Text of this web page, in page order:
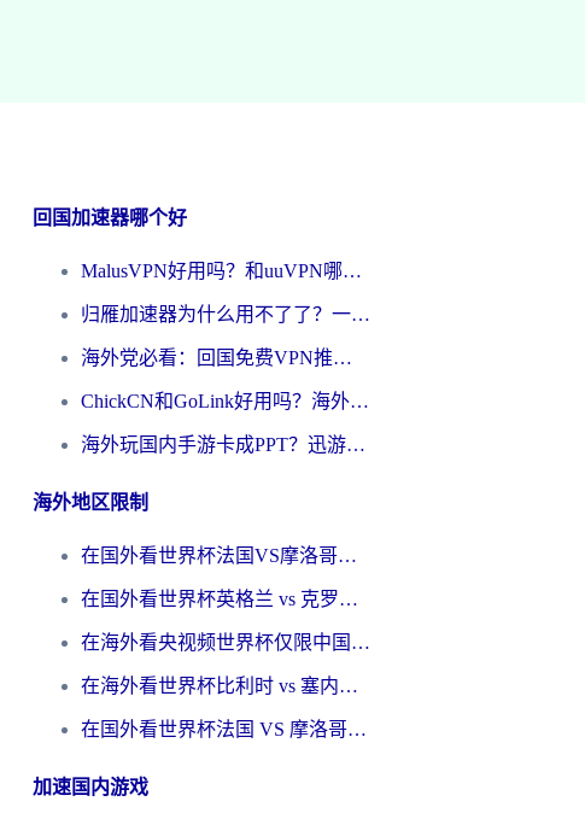
回国加速器哪个好
MalusVPN好用吗？和uuVPN哪个好？海外党无缝访问国内资源的真实对比与选择指南
归雁加速器为什么用不了了？一位海外游子的真实困惑与技术解答
海外党必看：回国免费VPN推荐？别踩坑！教你选对加速器无缝刷国内资源
ChickCN和GoLink好用吗？海外党如何选对回国加速器
海外玩国内手游卡成PPT？迅游和奇游手游哪个好？一篇讲透回国加速器怎么选
海外地区限制
在国外看世界杯法国VS摩洛哥地区限制？这篇指南让你流畅看中文解说无压力
在国外看世界杯英格兰 vs 克罗地亚当前地区不可播放？这篇指南帮你搞定所有海外观赛难题
在海外看央视频世界杯仅限中国大陆？这篇指南帮你解锁中文解说+无卡顿直播
在海外看世界杯比利时 vs 塞内加尔仅限中国大陆？我找到了最流畅的中文解说之路
在国外看世界杯法国 VS 摩洛哥仅限中国大陆？海外党这样看中文解说赛事不卡顿
加速国内游戏